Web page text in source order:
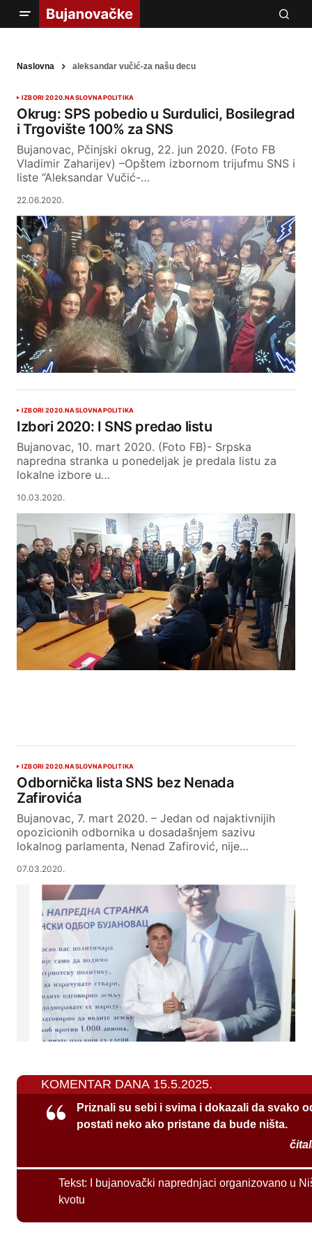
Naslovna aleksandar vučić-za našu decu
IZBORI 2020.NASLOVNAPOLITIKA
Okrug: SPS pobedio u Surdulici, Bosilegrad
i Trgovište 100% za SNS
Bujanovac, Pčinjski okrug, 22. jun 2020. (Foto FB
Vladimir Zaharijev) –Opštem izbornom trijufmu SNS i
liste “Aleksandar Vučić-…
22.06.2020.
IZBORI 2020.NASLOVNAPOLITIKA
Izbori 2020: I SNS predao listu
Bujanovac, 10. mart 2020. (Foto FB)- Srpska
napredna stranka u ponedeljak je predala listu za
lokalne izbore u…
10.03.2020.
IZBORI 2020.NASLOVNAPOLITIKA
Odbornička lista SNS bez Nenada
Zafirovića
Bujanovac, 7. mart 2020. – Jedan od najaktivnijih
opozicionih odbornika u dosadašnjem sazivu
lokalnog parlamenta, Nenad Zafirović, nije…
07.03.2020.
KOMENTAR DANA 15.5.2025.
Priznali su sebi i svima i dokazali da svako
postati neko ako pristane da bude ništa.
Tekst:
I bujanovački naprednjaci organizovano u
kvotu